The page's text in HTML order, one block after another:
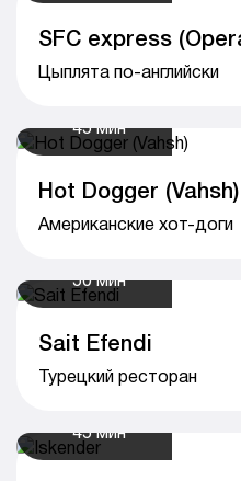
SFC express
Цыплята по-английски
45 мин
Hot Dogger (Vahsh)
Американские хот-доги
50 мин
Sait Efendi
Турецкий ресторан
45 мин